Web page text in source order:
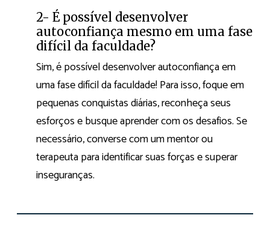
2- É possível desenvolver
autoconfiança mesmo em uma fase
difícil da faculdade?
Sim, é possível desenvolver autoconfiança em
uma fase difícil da faculdade! Para isso, foque em
pequenas conquistas diárias, reconheça seus
esforços e busque aprender com os desafios. Se
necessário, converse com um mentor ou
terapeuta para identificar suas forças e superar
inseguranças.